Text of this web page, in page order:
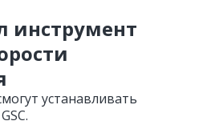
инструмент
устанавливать